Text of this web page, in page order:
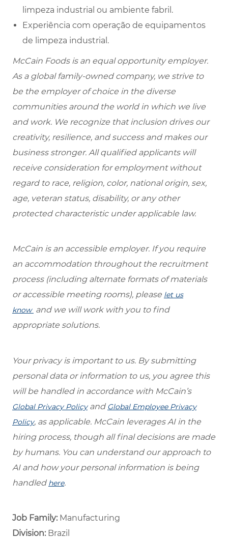
limpeza industrial ou ambiente fabril.
Experiência com operação de equipamentos
de limpeza industrial.
McCain Foods is an equal opportunity employer.
As a global family-owned company, we strive to
be the employer of choice in the diverse
communities around the world in which we live
and work. We recognize that inclusion drives our
creativity, resilience, and success and makes our
business stronger. All qualified applicants will
receive consideration for employment without
regard to race, religion, color, national origin, sex,
age, veteran status, disability, or any other
protected characteristic under applicable law.
McCain is an accessible employer. If you require
an accommodation throughout the recruitment
process (including alternate formats of materials
or accessible meeting rooms), please let us
know and we will work with you to find
appropriate solutions.
Your privacy is important to us. By submitting
personal data or information to us, you agree this
will be handled in accordance with McCain’s
Global Privacy Policyand Global Employee Privacy
Policy, as applicable. McCain leverages AI in the
hiring process, though all final decisions are made
by humans. You can understand our approach to
AI and how your personal information is being
handled here.
Job Family: Manufacturing
Division: Brazil